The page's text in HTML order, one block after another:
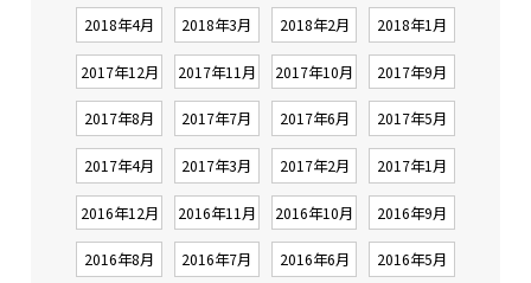
2018年4月 2018年3月 2018年2月 2018年1月
2017年12月 2017年11月 2017年10月 2017年9月
2017年8月 2017年7月 2017年6月 2017年5月
2017年4月 2017年3月 2017年2月 2017年1月
2016年12月 2016年11月 2016年10月 2016年9月
2016年8月 2016年7月 2016年6月 2016年5月